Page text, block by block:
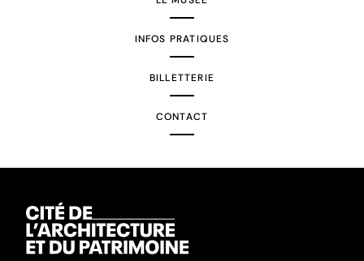
INFOS PRATIQUES
BILLETTERIE
CONTACT